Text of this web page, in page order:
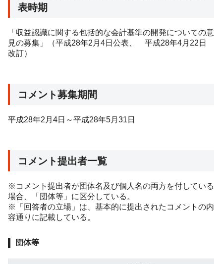
表時期
「収益認識に関する包括的な会計基準の開発についての意
見の募集」（平成28年2月4日公表、 平成28年4月22日
改訂）
コメント募集期間
平成28年2月4日～平成28年5月31日
コメント提出者一覧
※コメント提出者が団体名及び個人名の両方を付している
場合、「団体等」に区分している。
※「回答者の立場」は、基本的に提出されたコメントの内
容通りに記載している。
団体等